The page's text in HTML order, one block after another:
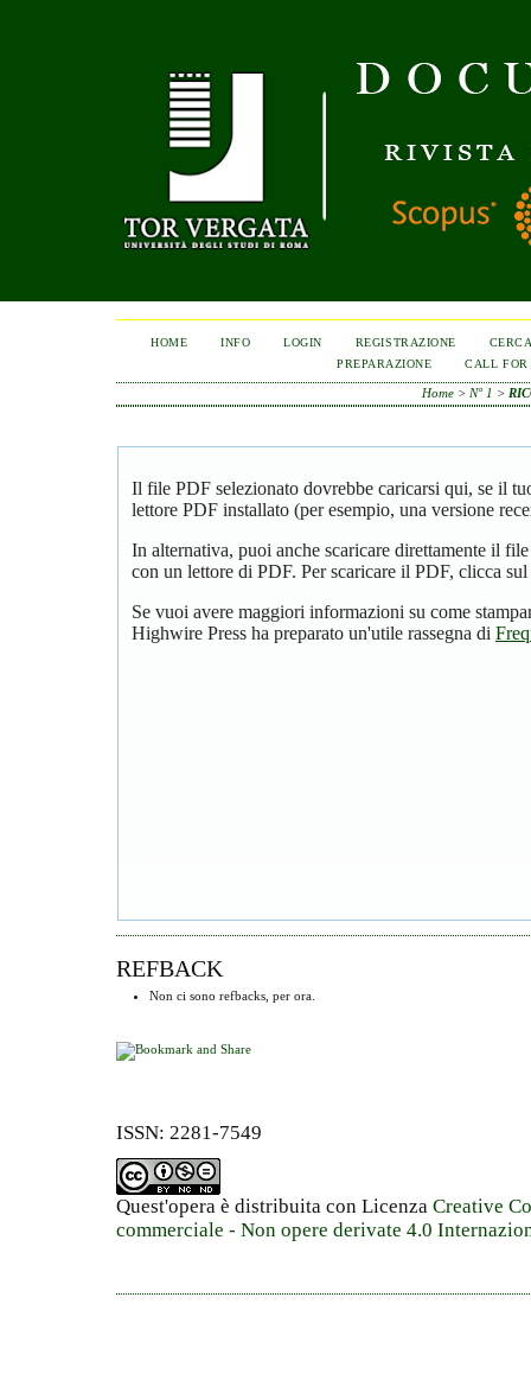
HOME INFO LOGIN REGISTRAZIONE
PREPARAZIONE
CALL FOR
Home> N° 1 >
Il file PDF selezionato dovrebbe caricarsi qui, se il
lettore PDF installato (per esempio, una versione
In alternativa, puoi anche scaricare direttamente il
con un lettore di PDF. Per scaricare il PDF, clicca
Se vuoi avere maggiori informazioni su come
Highwire Press ha preparato un'utile rassegna di
REFBACK
Non ci sono refbacks, per ora.
ISSN: 2281-7549
Quest'opera è distribuita con Licenza Creative
commerciale - Non opere derivate 4.0